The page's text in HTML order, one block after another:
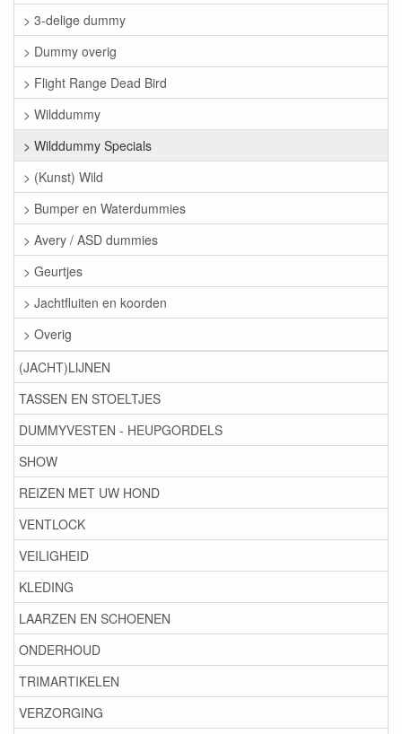
> 3-delige dummy
> Dummy overig
> Flight Range Dead Bird
> Wilddummy
> Wilddummy Specials
> (Kunst) Wild
> Bumper en Waterdummies
> Avery / ASD dummies
> Geurtjes
> Jachtfluiten en koorden
> Overig
(JACHT)LIJNEN
TASSEN EN STOELTJES
DUMMYVESTEN - HEUPGORDELS
SHOW
REIZEN MET UW HOND
VENTLOCK
VEILIGHEID
KLEDING
LAARZEN EN SCHOENEN
ONDERHOUD
TRIMARTIKELEN
VERZORGING